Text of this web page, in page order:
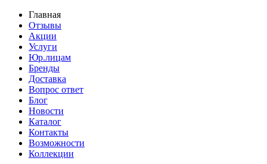
Главная
Отзывы
Акции
Услуги
Юр.лицам
Бренды
Доставка
Вопрос ответ
Блог
Новости
Каталог
Контакты
Возможности
Коллекции